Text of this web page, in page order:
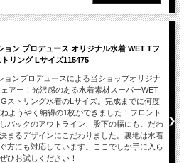
ョン プロデュース オリジナル水着 WET Tフ
トリング Lサイズ115475
ョンプロデュースによる当ショップオリジナ
アー！光沢感のある水着素材スーパーWET
ストリング水着のLサイズ。完成までに何度
ようやく納得の1枚ができました！フロント
バックのアウトライン、股下の幅にもこだわ
まるデザインにこだわりました。裏地は水着
方にも対応しています。ここでしか手に入ら
ひお試しください！